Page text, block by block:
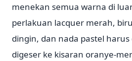
menekan semua warna di
perlakuan lacquer merah,
dingin, dan nada pastel
digeser ke kisaran oranye-